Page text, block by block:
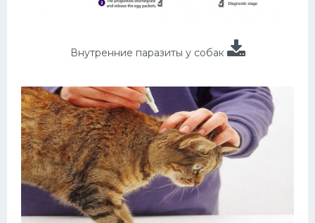
Внутренние паразиты у собак